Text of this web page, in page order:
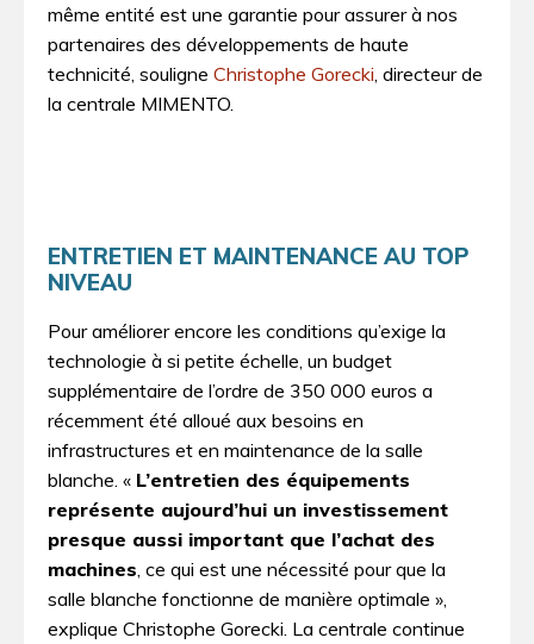
même entité est une garantie pour assurer à nos
partenaires des développements de haute
technicité, souligne Christophe Gorecki , directeur de
la centrale MIMENTO.
ENTRETIEN ET MAINTENANCE AU TOP
NIVEAU
Pour améliorer encore les conditions qu’exige la
technologie à si petite échelle, un budget
supplémentaire de l’ordre de 350 000 euros a
récemment été alloué aux besoins en
infrastructures et en maintenance de la salle
blanche. « L’entretien des équipements
représente aujourd’hui un investissement
presque aussi important que l’achat des
machines, ce qui est une nécessité pour que la
salle blanche fonctionne de manière optimale »,
explique Christophe Gorecki. La centrale continue